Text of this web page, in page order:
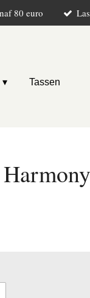
80 euro
Tassen